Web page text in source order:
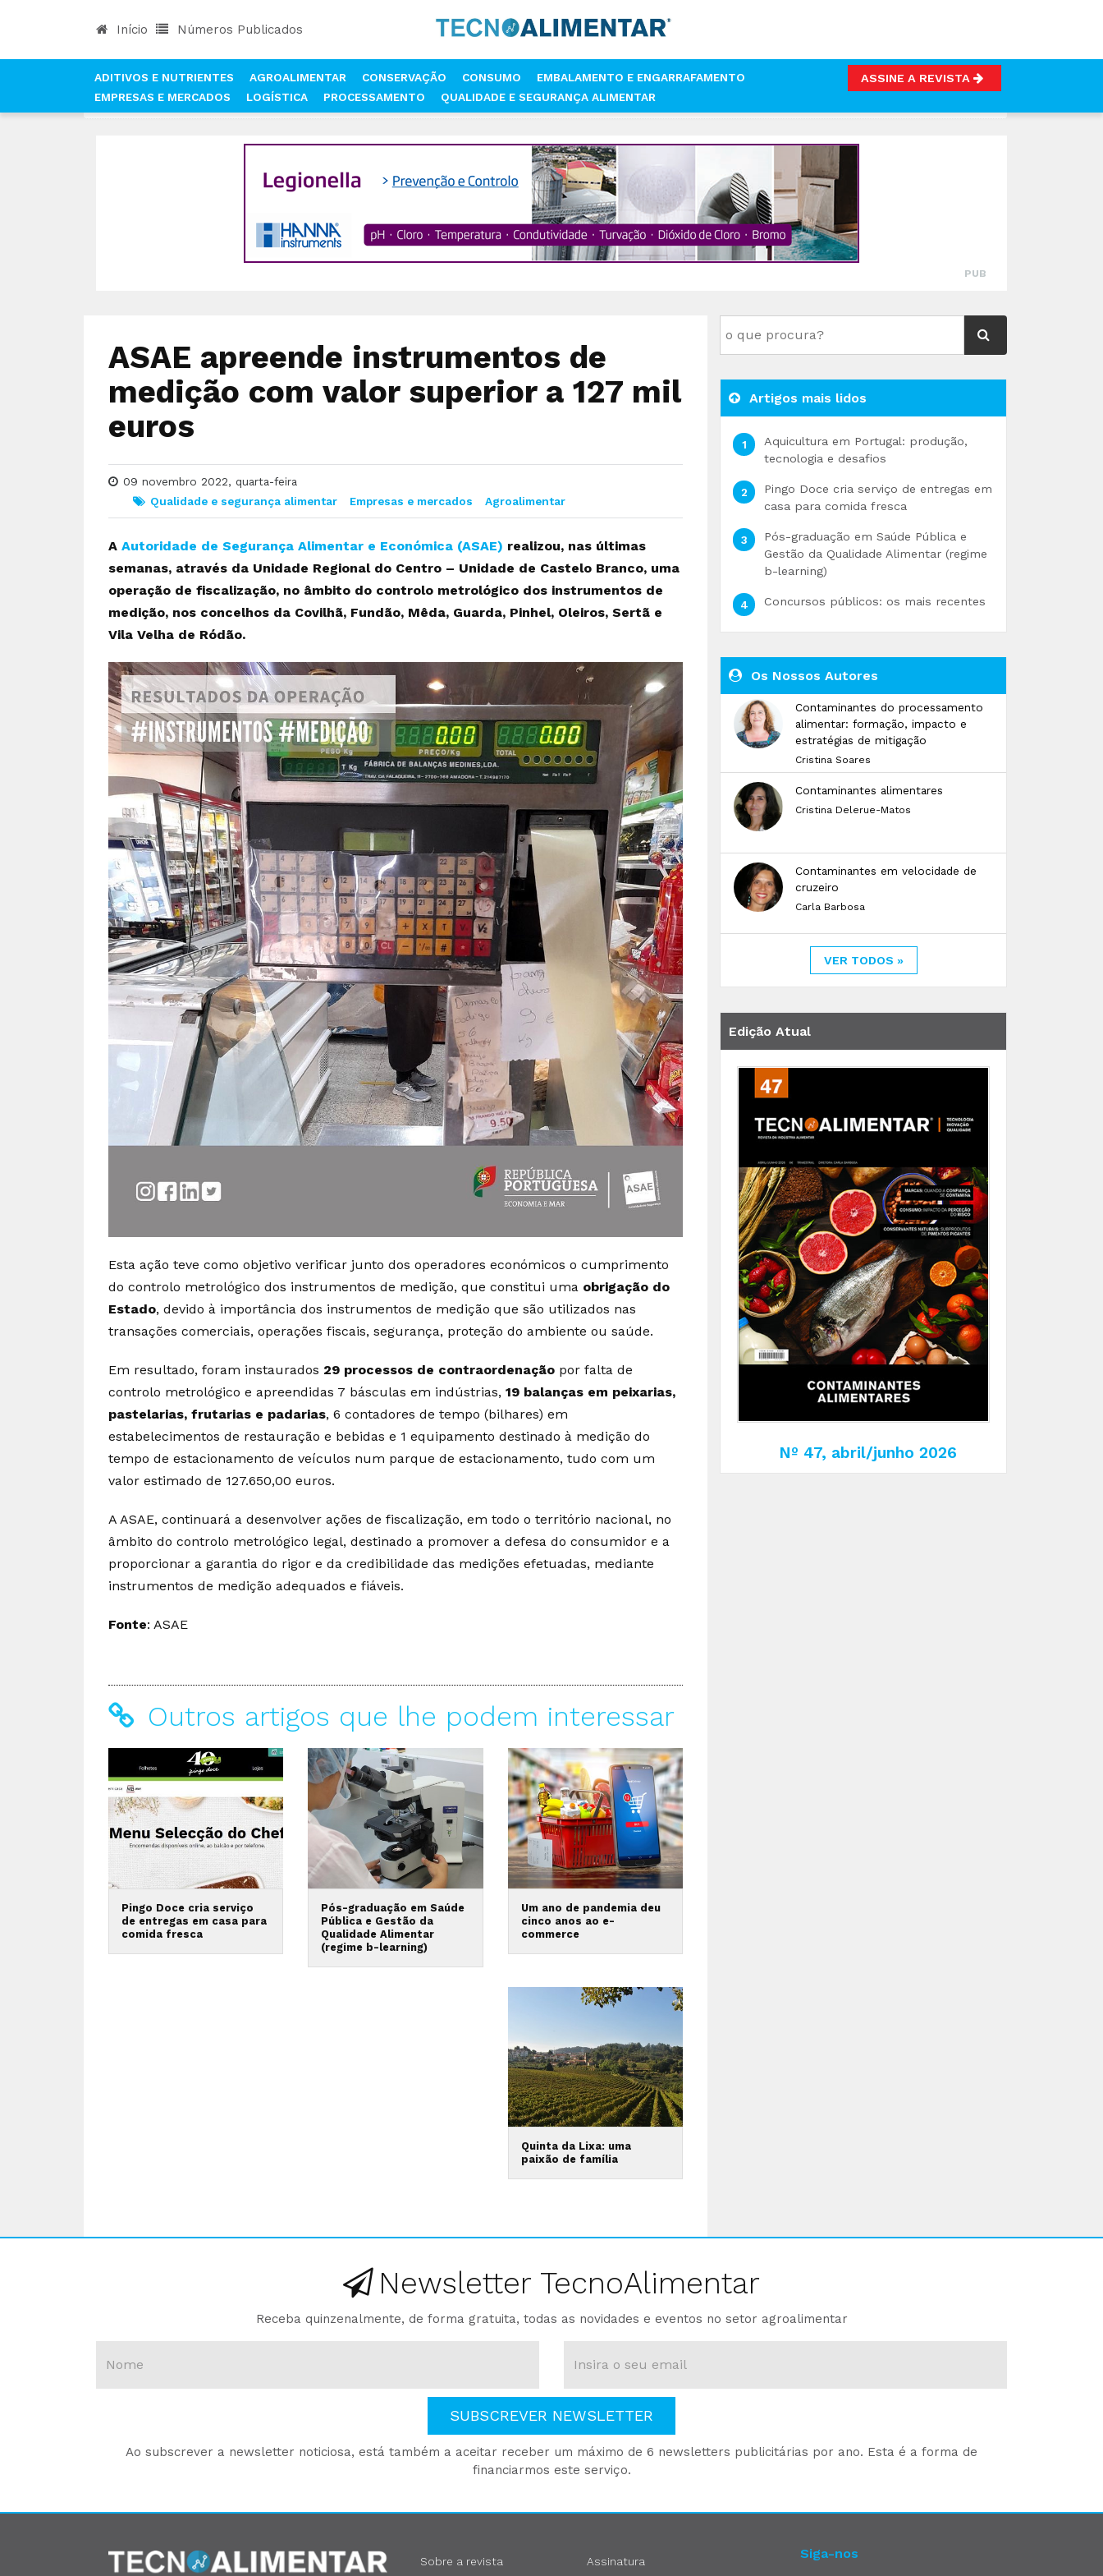
Início Números Publicados
ADITIVOS E NUTRIENTES AGROALIMENTAR CONSERVAÇÃO CONSUMO
EMBALAMENTO E ENGARRAFAMENTO
EMPRESAS E MERCADOS
LOGÍSTICA PROCESSAMENTO QUALIDADE E SEGURANÇA ALIMENTAR
ASSINE A REVISTA
ASAE APREENDE INSTRUMENTOS DE MEDIÇÃO COM VALOR SUPERIOR A 127 MIL EUROS
PUB
ASAE apreende instrumentos de
medição com valor superior a 127 mil
euros
09 novembro 2022, quarta-feira
Qualidade e segurança alimentar
Empresas e mercados Agroalimentar
A Autoridade de Segurança Alimentar e Económica (ASAE) realizou, nas últimas
semanas, através da Unidade Regional do Centro – Unidade de Castelo Branco, uma
operação de fiscalização, no âmbito do controlo metrológico dos instrumentos de
medição, nos concelhos da Covilhã, Fundão, Mêda, Guarda, Pinhel, Oleiros, Sertã e
Vila Velha de Ródão.
Esta ação teve como objetivo verificar junto dos operadores económicos o cumprimento
do controlo metrológico dos instrumentos de medição, que constitui uma obrigação do
Estado, devido à importância dos instrumentos de medição que são utilizados nas
transações comerciais, operações fiscais, segurança, proteção do ambiente ou saúde.
Em resultado, foram instaurados 29 processos de contraordenação por falta de
controlo metrológico e apreendidas 7 básculas em indústrias, 19 balanças em peixarias,
pastelarias, frutarias e padarias, 6 contadores de tempo (bilhares) em
estabelecimentos de restauração e bebidas e 1 equipamento destinado à medição do
tempo de estacionamento de veículos num parque de estacionamento, tudo com um
valor estimado de 127.650,00 euros.
A ASAE, continuará a desenvolver ações de fiscalização, em todo o território nacional, no
âmbito do controlo metrológico legal, destinado a promover a defesa do consumidor e a
proporcionar a garantia do rigor e da credibilidade das medições efetuadas, mediante
instrumentos de medição adequados e fiáveis.
Fonte: ASAE
Outros artigos que lhe podem interessar
Pingo Doce cria serviço
de entregas em casa para
comida fresca
Pós-graduação em Saúde
Pública e Gestão da
Qualidade Alimentar
(regime b-learning)
Um ano de pandemia deu
cinco anos ao e-
commerce
Quinta da Lixa: uma
paixão de família
Artigos mais lidos
Aquicultura em Portugal: produção,
tecnologia e desafios
Pingo Doce cria serviço de entregas em
casa para comida fresca
Pós-graduação em Saúde Pública e
Gestão da Qualidade Alimentar (regime
b-learning)
Concursos públicos: os mais recentes
Os Nossos Autores
Contaminantes do processamento
alimentar: formação, impacto e
estratégias de mitigação
Cristina Soares
Contaminantes alimentares
Cristina Delerue-Matos
Contaminantes em velocidade de
cruzeiro
Carla Barbosa
VER TODOS »
Edição Atual
Nº 47, abril/junho 2026
Newsletter TecnoAlimentar
Receba quinzenalmente, de forma gratuita, todas as novidades e eventos no setor agroalimentar
SUBSCREVER NEWSLETTER
Ao subscrever a newsletter noticiosa, está também a aceitar receber um máximo de 6 newsletters publicitárias por ano. Esta é a forma de
financiarmos este serviço.
Sobre a revista
Assinatura
Siga-nos